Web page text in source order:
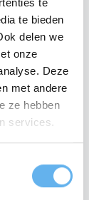
te
te bieden
delen we
onze
Deze
met andere
ze hebben
services.